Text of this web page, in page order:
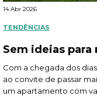
14 Abr 2026
TENDÊNCIAS
Sem ideias
Com a chegada dos
ao convite de passar
um apartamento com